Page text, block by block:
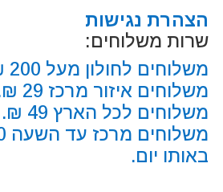
הצהרת נגישות
שרות משלוחים:
משלוחים לחולון מעל 200 ₪ חינם.
משלוחים איזור מרכז 29 ₪.
משלוחים לכל הארץ 49 ₪.
באותו יום.